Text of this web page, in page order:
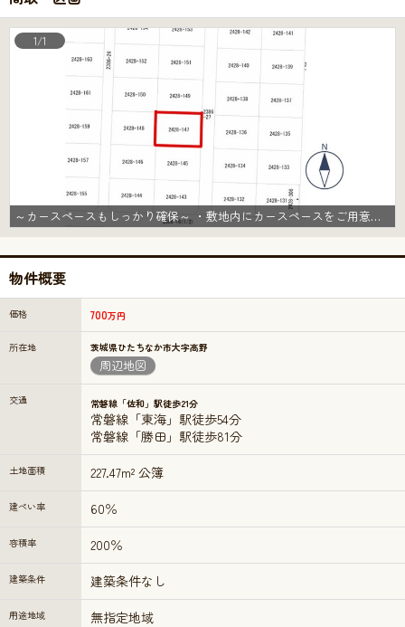
～カースペースもしっかり確保～ ・敷地内にカースペースをご用意しておりますので、お車をご利用の方にもお勧めのお住まい。 ・カースペースのサイズなど、ご内覧の際に合わせてご確認くださいませ。
1/1
物件概要
価格 700万円
所在地 茨城県ひたちなか市大字高野
周辺地図
交通 常磐線「佐和」駅徒歩21分
常磐線「東海」駅徒歩54分
常磐線「勝田」駅徒歩81分
土地面積 227.47m² 公簿
建ぺい率 60％
容積率 200％
建築条件 建築条件なし
用途地域 無指定地域